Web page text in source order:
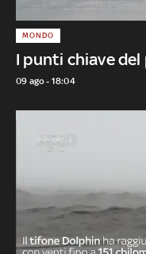
I punti chiave del
MONDO
09 ago - 18:04